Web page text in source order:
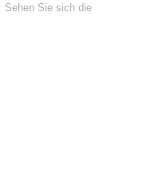
Sehen Sie sich die